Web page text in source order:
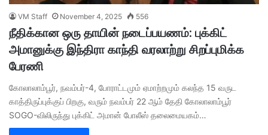
VM Staff November 4, 2025 556
நீதிக்கான ஒரு தாயின் நடைப்பயணம்: புக்கிட்
அமானுக்கு இந்திரா காந்தி வரலாற்று சிறப்புமிக்க
பேரணி
கோலாலாம்பூர், நவம்பர்-4, போராட்டமும் ஏமாற்றமும் கலந்த 15 வருட
காத்திருப்புக்குப் பிறகு, வரும் நவம்பர் 22 ஆம் தேதி கோலாலாம்பூர்
SOGO-விலிருந்து புக்கிட் அமான் போலீஸ் தலைமையகம்…